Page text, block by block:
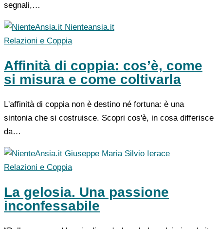
segnali,…
Nienteansia.it
Relazioni e Coppia
Affinità di coppia: cos’è, come
si misura e come coltivarla
L'affinità di coppia non è destino né fortuna: è una
sintonia che si costruisce. Scopri cos'è, in cosa differisce
da…
Giuseppe Maria Silvio Ierace
Relazioni e Coppia
La gelosia. Una passione
inconfessabile